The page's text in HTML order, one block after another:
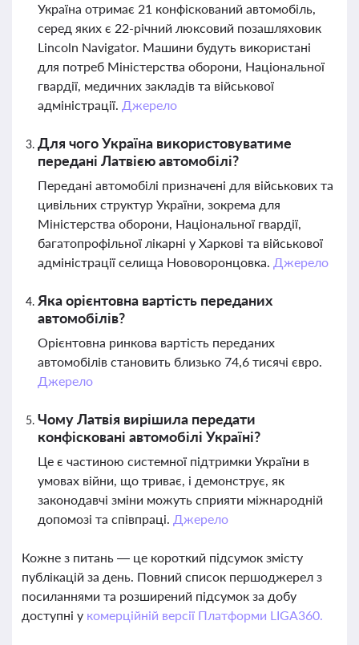
Україна отримає 21 конфіскований автомобіль,
серед яких є 22-річний люксовий позашляховик
Lincoln Navigator. Машини будуть використані
для потреб Міністерства оборони, Національної
гвардії, медичних закладів та військової
адміністрації. Джерело
Для чого Україна використовуватиме
передані Латвією автомобілі?
Передані автомобілі призначені для військових та
цивільних структур України, зокрема для
Міністерства оборони, Національної гвардії,
багатопрофільної лікарні у Харкові та військової
адміністрації селища Нововоронцовка. Джерело
Яка орієнтовна вартість переданих
автомобілів?
Орієнтовна ринкова вартість переданих
автомобілів становить близько 74,6 тисячі євро.
Джерело
Чому Латвія вирішила передати
конфісковані автомобілі Україні?
Це є частиною системної підтримки України в
умовах війни, що триває, і демонструє, як
законодавчі зміни можуть сприяти міжнародній
допомозі та співпраці. Джерело
Кожне з питань — це короткий підсумок змісту
публікацій за день. Повний список першоджерел з
посиланнями та розширений підсумок за добу
доступні у комерційній версії Платформи LIGA360.